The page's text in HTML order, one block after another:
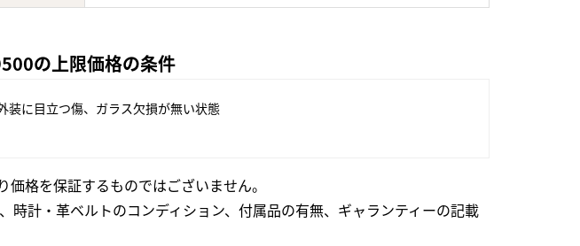
の上限価格の条件
装に目立つ傷、ガラス欠損が無い状態
格を保証するものではございません。
計・革ベルトのコンディション、付属品の有無、ギャランティーの記載